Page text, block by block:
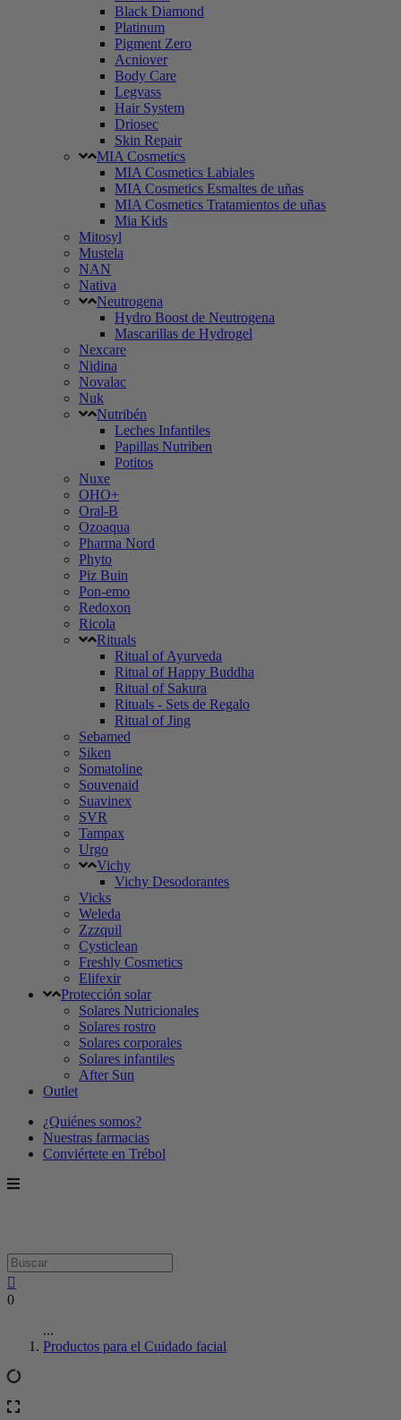
Black Diamond
Platinum
Pigment Zero
Acniover
Body Care
Legvass
Hair System
Driosec
Skin Repair
MIA Cosmetics
MIA Cosmetics Labiales
MIA Cosmetics Esmaltes de uñas
MIA Cosmetics Tratamientos de uñas
Mia Kids
Mitosyl
Mustela
NAN
Nativa
Neutrogena
Hydro Boost de Neutrogena
Mascarillas de Hydrogel
Nexcare
Nidina
Novalac
Nuk
Nutribén
Leches Infantiles
Papillas Nutriben
Potitos
Nuxe
OHO+
Oral-B
Ozoaqua
Pharma Nord
Phyto
Piz Buin
Pon-emo
Redoxon
Ricola
Rituals
Ritual of Ayurveda
Ritual of Happy Buddha
Ritual of Sakura
Rituals - Sets de Regalo
Ritual of Jing
Sebamed
Siken
Somatoline
Souvenaid
Suavinex
SVR
Tampax
Urgo
Vichy
Vichy Desodorantes
Vicks
Weleda
Zzzquil
Cysticlean
Freshly Cosmetics
Elifexir
Protección solar
Solares Nutricionales
Solares rostro
Solares corporales
Solares infantiles
After Sun
Outlet
¿Quiénes somos?
Nuestras farmacias
Conviértete en Trébol
0
...
Productos para el Cuidado facial